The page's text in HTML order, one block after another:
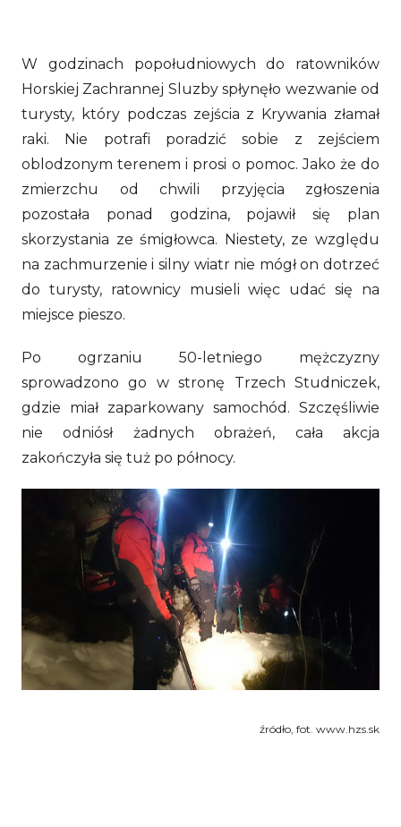
W godzinach popołudniowych do ratowników
Horskiej Zachrannej Sluzby spłynęło wezwanie od
turysty, który podczas zejścia z Krywania złamał
raki. Nie potrafi poradzić sobie z zejściem
oblodzonym terenem i prosi o pomoc. Jako że do
zmierzchu od chwili przyjęcia zgłoszenia
pozostała ponad godzina, pojawił się plan
skorzystania ze śmigłowca. Niestety, ze względu
na zachmurzenie i silny wiatr nie mógł on dotrzeć
do turysty, ratownicy musieli więc udać się na
miejsce pieszo.
Po ogrzaniu 50-letniego mężczyzny
sprowadzono go w stronę Trzech Studniczek,
gdzie miał zaparkowany samochód. Szczęśliwie
nie odniósł żadnych obrażeń, cała akcja
zakończyła się tuż po północy.
źródło, fot. www.hzs.sk